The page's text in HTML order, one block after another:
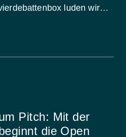
luden wir…
Pitch: Mit der
die Open